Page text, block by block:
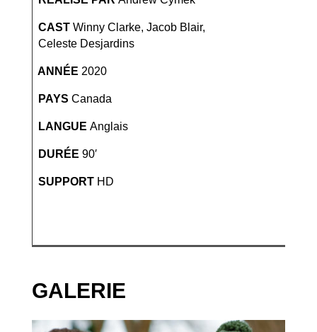
CAST Winny Clarke, Jacob Blair,
Celeste Desjardins
ANNÉE 2020
PAYS Canada
LANGUE Anglais
DURÉE 90′
SUPPORTHD
GALERIE